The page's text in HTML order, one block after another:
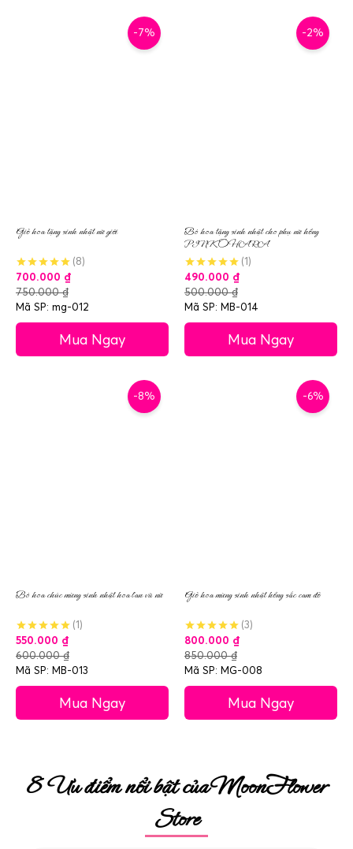
-7%
Giỏ hoa tặng sinh nhật nữ giới
(8)
700.000 ₫
750.000₫
Mã SP: mg-012
Mua Ngay
-2%
Bó hoa tặng sinh nhật cho phụ nữ hồng
PINK OHARA
(1)
490.000 ₫
500.000₫
Mã SP: MB-014
Mua Ngay
-8%
Bó hoa chúc mừng sinh nhật hoa lan vũ nữ
(1)
550.000 ₫
600.000₫
Mã SP: MB-013
Mua Ngay
-6%
Giỏ hoa mừng sinh nhật hồng sắc cam đỏ
(3)
800.000 ₫
850.000₫
Mã SP: MG-008
Mua Ngay
8 Ưu điểm nổi bật của MoonFlower
Store